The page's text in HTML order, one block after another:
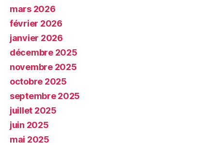
mars 2026
février 2026
janvier 2026
décembre 2025
novembre 2025
octobre 2025
septembre 2025
juillet 2025
juin 2025
mai 2025